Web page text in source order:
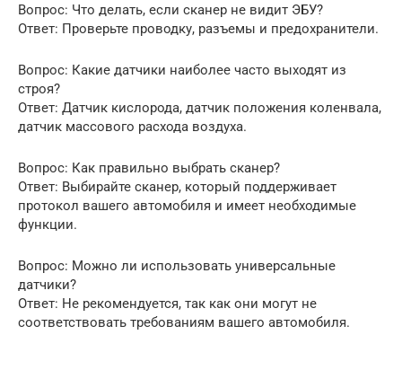
Вопрос: Что делать, если сканер не видит ЭБУ?
Ответ: Проверьте проводку, разъемы и предохранители.
Вопрос: Какие датчики наиболее часто выходят из
строя?
Ответ: Датчик кислорода, датчик положения коленвала,
датчик массового расхода воздуха.
Вопрос: Как правильно выбрать сканер?
Ответ: Выбирайте сканер, который поддерживает
протокол вашего автомобиля и имеет необходимые
функции.
Вопрос: Можно ли использовать универсальные
датчики?
Ответ: Не рекомендуется, так как они могут не
соответствовать требованиям вашего автомобиля.